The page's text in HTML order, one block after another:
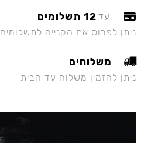
עד 12 תשלומים
ניתן לפרוס את הקנייה לתשלומים
משלוחים
ניתן להזמין משלוח עד הבית